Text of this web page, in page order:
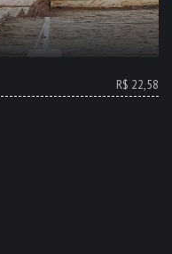
R$ 22,58